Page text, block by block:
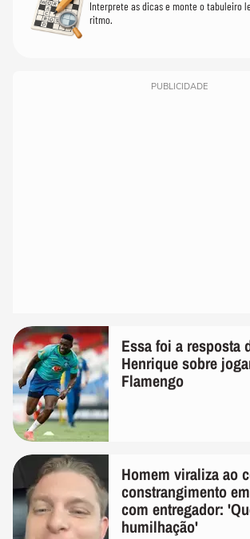
Interprete as dicas e monte o tabuleiro
ritmo.
PUBLICIDADE
Essa foi a resposta
Henrique sobre
Flamengo
Homem viraliza ao
constrangimento
com entregador:
humilhação'